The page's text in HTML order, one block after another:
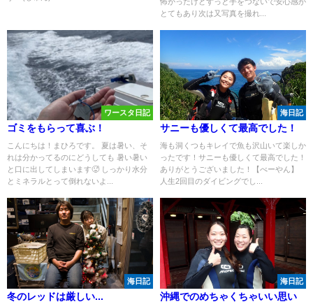
とてもあり次は又写真を撮れ...
ワースタ日記
ゴミをもらって喜ぶ！
こんにちは！まひろです。 夏は暑い、そ
れは分かってるのにどうしても 暑い暑い
と口に出してしまいます🥵 しっかり水分
とミネラルとって倒れないよ...
海日記
サニーも優しくて最高でした！
海も洞くつもキレイで魚も沢山いて楽しか
ったです！サニーも優しくて最高でした！
ありがとうございました！【べーやん】
人生2回目のダイビングでし...
海日記
冬のレッドは厳しい...
海日記
沖縄でのめちゃくちゃいい思い